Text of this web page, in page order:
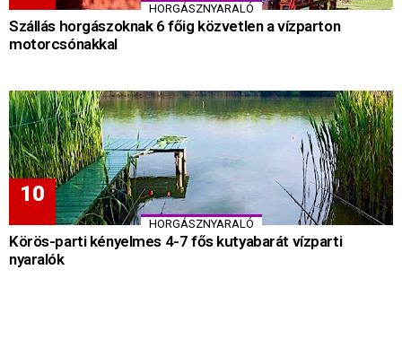
HORGÁSZNYARALÓ
Szállás horgászoknak 6 főig közvetlen a vízparton
motorcsónakkal
HORGÁSZNYARALÓ
Körös-parti kényelmes 4-7 fős kutyabarát vízparti
nyaralók